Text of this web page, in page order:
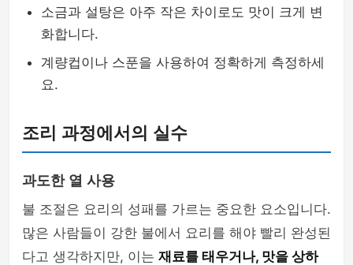
소금과 설탕은 아주 작은 차이로도 맛이 크게 변
화합니다.
계량컵이나 스푼을 사용하여 정확하게 측정하세
요.
조리 과정에서의 실수
과도한 열 사용
불 조절은 요리의 성패를 가르는 중요한 요소입니다.
많은 사람들이 강한 불에서 요리를 해야 빨리 완성된
다고 생각하지만, 이는 재료를 태우거나, 맛을 상하